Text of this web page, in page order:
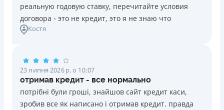
реальную годовую ставку, перечитайте условия
договора - это не кредит, это я не знаю что
Костя
23 липня 2026 р. о 10:07
отримав кредит - все нормально
потрібні були гроші, знайшов сайт кредит каси,
зробив все як написано і отримав кредит. правда